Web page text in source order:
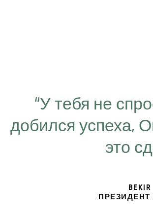
“У тебя не
добился успеха,
это